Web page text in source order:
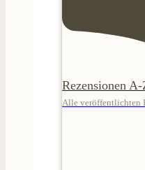
Rezensionen A-
Alle veröffentlichten